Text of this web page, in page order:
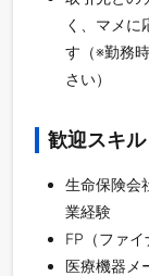
く、マメに
す（※勤務
さい）
歓迎スキル
生命保険会
業経験
FP（ファ
医療機器メ